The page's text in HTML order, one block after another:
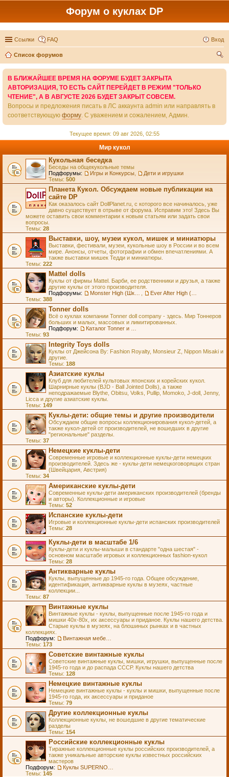
Форум о куклах DP
Ссылки FAQ Вход
Список форумов
В БЛИЖАЙШЕЕ ВРЕМЯ НА ФОРУМЕ БУДЕТ ЗАКРЫТА
АВТОРИЗАЦИЯ, ТО ЕСТЬ САЙТ ПЕРЕЙДЕТ В РЕЖИМ "ТОЛЬКО
ЧТЕНИЕ", А В АВГУСТЕ 2026 БУДЕТ ЗАКРЫТ СОВСЕМ.
Вопросы и предложения писать в ЛС аккаунта admin или направлять в
соответствующую форму. С уважением и сожалением, Админ.
Текущее время: 09 авг 2026, 02:55
Мир кукол
Кукольная беседка
Беседы на общекукольные темы
Подфорумы:
Игры и Конкурсы
Дети и игрушки
Темы: 500
Планета Кукол. Обсуждаем новые публикации на
сайте DP
Как оказалось сайт DollPlanet.ru, с которого все начиналось, уже
давно существует в отрыве от форума. Исправим это! Здесь Вы
можете оставить свои комментарии к новым статьям или задать свои
вопросы.
Темы: 28
Выставки, шоу, музеи кукол, мишек и миниатюры
Выставки, фестивали, музеи, кукольные шоу в России и во всем
мире. Анонсы, отчеты, фотографии и обмен впечатлениями. А
также выставки мишек Тедди и миниатюры.
Темы: 222
Mattel dolls
Куклы от фирмы Mattel. Барби, ее родственники и друзья, а также
другие куклы от этого производителя.
Подфорумы:
Темы: 388
Tonner dolls
Всё о куклах компании Tonner doll company - здесь. Мир Тоннеров
больших и малых, массовых и лимитированных.
Подфорум:
Темы: 93
Integrity Toys dolls
Куклы от Джейсона Ву: Fashion Royalty, Monsieur Z, Nippon Misaki и
другие.
Темы: 188
Азиатские куклы
Клуб для любителей культовых японских и корейских кукол.
Шарнирные куклы (BJD - Ball Jointed Dolls), а также
неподражаемые Blythe, Obitsu, Volks, Pullip, Momoko, J-doll, Jenny,
Licca и другие азиатские куклы.
Темы: 149
Куклы-дети: общие темы и другие производители
Обсуждаем общие вопросы коллекционирования кукол-детей, а
также кукол-детей от производителей, не вошедших в другие
"региональные" разделы.
Темы: 37
Немецкие куклы-дети
Современные игровые и коллекционные куклы-дети немецких
производителей. Здесь же - куклы-дети немецкоговорящих стран
(Швейцария, Австрия)
Темы: 34
Американские куклы-дети
Современные куклы-дети американских производителей (бренды
и авторы). Коллекционные и игровые
Темы: 52
Испанские куклы-дети
Игровые и коллекционные куклы-дети испанских производителей
Темы: 28
Куклы-дети в масштабе 1/6
Куклы-дети и куклы-малыши в стандарте "одна шестая" -
основном масштабе игровых и коллекционных fashion-кукол
Темы: 28
Антикварные куклы
Куклы, выпущенные до 1945-го года. Общее обсуждение,
идентификация, антикварные куклы в музеях, частные
коллекции...
Темы: 87
Винтажные куклы
Винтажные куклы - куклы, выпущенные после 1945-го года и
мишки 40х-80х, их аксессуары и приданое. Куклы нашего детства.
Старые куклы в музеях, на блошиных рынках и в частных
коллекциях.
Подфорум:
Темы: 173
Советские винтажные куклы
Советские винтажные куклы, мишки, игрушки, выпущенные после
1945-го года и до распада СССР. Куклы нашего детства
Темы: 128
Немецкие винтажные куклы
Немецкие винтажные куклы - куклы и мишки, выпущенные после
1945-го года, их аксессуары и приданое
Темы: 79
Другие коллекционные куклы
Коллекционные куклы, не вошедшие в другие тематические
разделы
Темы: 154
Российские коллекционные куклы
Тиражные коллекционные куклы российских производителей, а
также уникальные авторские куклы известных российских
мастеров
Подфорум:
Темы: 145